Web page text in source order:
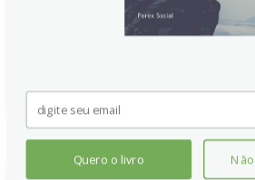
estão defasados em relação aos
apesar dos superávits comerciais.
Quero o livro